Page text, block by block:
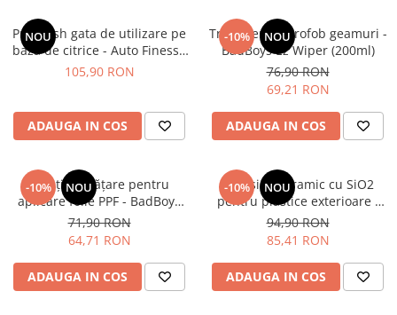
NOU
Pre-wash gata de utilizare pe
bază de citrice - Auto Finesse
Citrus Power (1L)
105,90 RON
ADAUGA IN COS
-10% NOU
Tratament hidrofob geamuri -
BadBoys Ez Wiper (200ml)
76,90 RON
69,21 RON
ADAUGA IN COS
-10% NOU
Soluţie curăţare pentru
aplicare folie PPF - BadBoys
Wrapper Surface Cleaner
(500ml)
71,90 RON
64,71 RON
ADAUGA IN COS
-10% NOU
Dressing ceramic cu SiO2
pentru plastice exterioare -
BadBoys Ceramic Ext. Plastic
(500ml)
94,90 RON
85,41 RON
ADAUGA IN COS